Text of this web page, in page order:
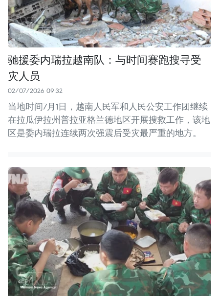
驰援委内瑞拉越南队：与时间赛跑搜寻受
灾人员
02/07/2026 09:32
当地时间7月1日，越南人民军和人民公安工作团继续
在拉瓜伊拉州普拉亚格兰德地区开展搜救工作，该地
区是委内瑞拉连续两次强震后受灾最严重的地方。